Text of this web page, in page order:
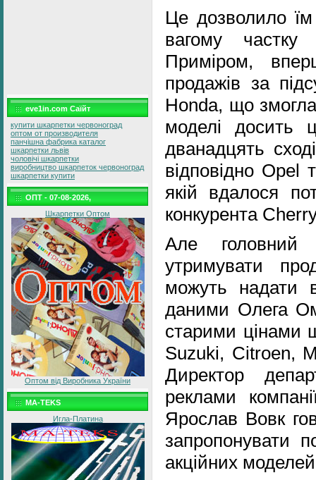
eve1in.com Саїйт
купити шкарпетки червоноград
оптом от производителя
панчішна фабрика каталог
шкарпетки львів
чоловічі шкарпетки
виробництво шкарпеток червоноград
шкарпетки купити
ОПТ - 07-08-2026,
Шкарпетки Оптом
Оптом від Виробника України
MA-TEKS
Игла-Платина
Це дозволило
вагому
Приміром,
продажів за
Honda, що
моделі досить
дванадцять
відповідно
якій вдалося
конкурента
Але
утримувати
можуть надати
даними Олега
старими цінами
Suzuki, Citroen,
Директор
реклами
Ярослав Вовк
запропонувати
акційних